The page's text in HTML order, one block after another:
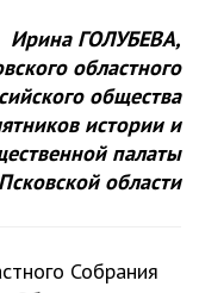
Ирина ГОЛУБЕВА,
областного
общества
истории и
палаты
Псковской области
Собрания